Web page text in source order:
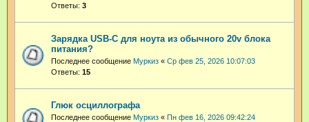
Ответы: 3
Зарядка USB-C для ноута из обычного 20v блока
питания?
Последнее сообщение Муркиз « Ср фев 25, 2026 10:07:03
Ответы: 15
Глюк осциллографа
Последнее сообщение Муркиз « Пн фев 16, 2026 09:42:24